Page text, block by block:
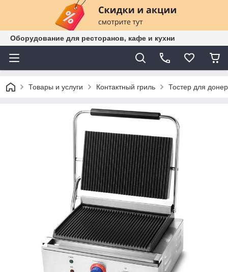
Оборудование для ресторанов, кафе и кухни
Товары и услуги Контактный гриль Тостер для